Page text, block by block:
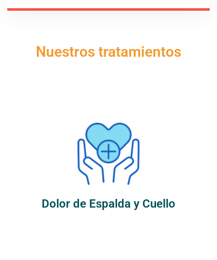
Nuestros tratamientos
Dolor de Espalda y Cuello